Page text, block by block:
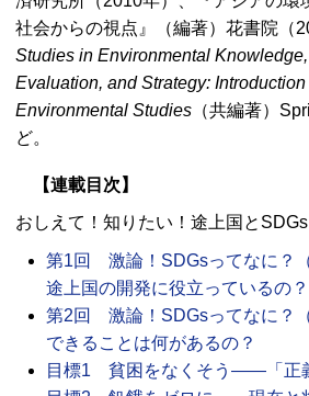
社会からの視点』（編著）花書院（
Studies in Environmental
Evaluation, and Strategy: Introduction
Environmental Studies （共編著）
ど。
【連載目次】
おしえて！知りたい！途上国とSDGs
第1回 激論！SDGsってなに？
途上国の開発に役立っているの？
第2回 激論！SDGsってなに？
できることは何があるの？
目標1 貧困をなくそう――「正